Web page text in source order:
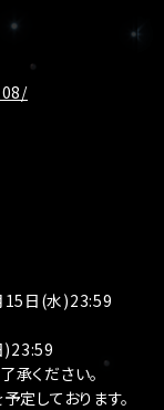
15日(水)23:59
)23:59
ください。
定しております。